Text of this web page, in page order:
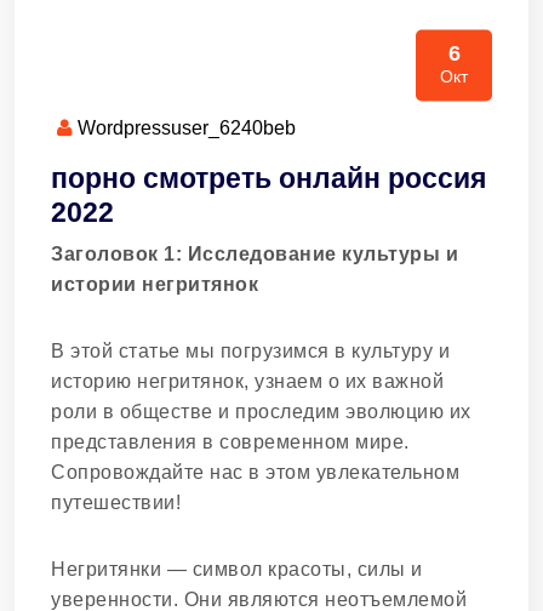
6
Окт
Wordpressuser_6240beb
порно смотреть онлайн россия
2022
Заголовок 1: Исследование культуры и
истории негритянок
В этой статье мы погрузимся в культуру и
историю негритянок, узнаем о их важной
роли в обществе и проследим эволюцию их
представления в современном мире.
Сопровождайте нас в этом увлекательном
путешествии!
Негритянки — символ красоты, силы и
уверенности. Они являются неотъемлемой